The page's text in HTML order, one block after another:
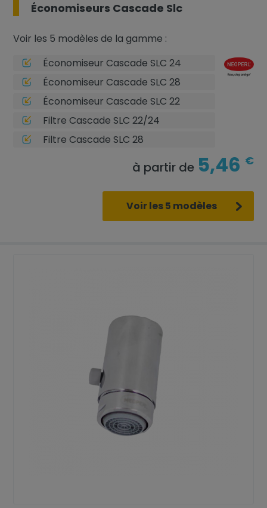
Économiseurs Cascade Slc
Voir les 5 modèles de la gamme :
Économiseur Cascade SLC 24
Économiseur Cascade SLC 28
Économiseur Cascade SLC 22
Filtre Cascade SLC 22/24
Filtre Cascade SLC 28
à partir de 5,46 €
Voir les 5 modèles